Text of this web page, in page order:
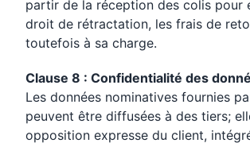
partir de la réception des colis pour
droit de rétractation, les frais de
toutefois à sa charge.
Clause 8 : Confidentialité des
Les données nominatives fournies
peuvent être diffusées à des tiers;
opposition expresse du client,